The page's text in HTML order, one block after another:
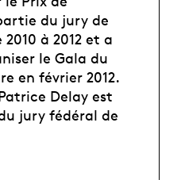
du jury de
à 2012 et a
le Gala du
en février 2012.
Delay est
jury fédéral de